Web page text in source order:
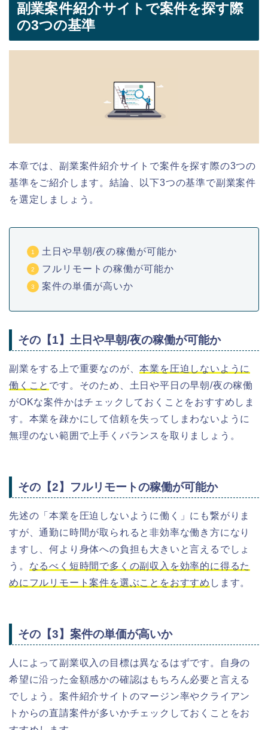
副業案件紹介サイトで案件を探す際
の3つの基準
本章では、副業案件紹介サイトで案件を探す際の3つの
基準をご紹介します。結論、以下3つの基準で副業案件
を選定しましょう。
土日や早朝/夜の稼働が可能か
フルリモートの稼働が可能か
案件の単価が高いか
その【1】土日や早朝/夜の稼働が可能か
副業をする上で重要なのが、本業を圧迫しないように
働くこと です。そのため、土日や平日の早朝/夜の稼働
がOKな案件かはチェックしておくことをおすすめしま
す。本業を疎かにして信頼を失ってしまわないように
無理のない範囲で上手くバランスを取りましょう。
その【2】フルリモートの稼働が可能か
先述の「本業を圧迫しないように働く」にも繋がりま
すが、通勤に時間が取られると非効率な働き方になり
ますし、何より身体への負担も大きいと言えるでしょ
う。 なるべく短時間で多くの副収入を効率的に得るた
めにフルリモート案件を選ぶことをおすすめ します。
その【3】案件の単価が高いか
人によって副業収入の目標は異なるはずです。自身の
希望に沿った金額感かの確認はもちろん必要と言える
でしょう。 案件紹介サイトのマージン率やクライアン
トからの直請案件が多いかチェックしておくことをお